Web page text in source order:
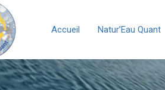
Accueil Natur’Eau Quant